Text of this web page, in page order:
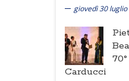
giovedì 30
Carducci